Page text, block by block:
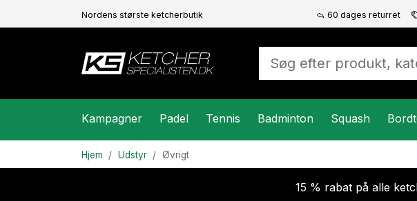
Nordens største ketcherbutik 60 dages returret
Kampagner Padel Tennis Badminton Squash
Hjem Udstyr Øvrigt
15 % rabat på alle